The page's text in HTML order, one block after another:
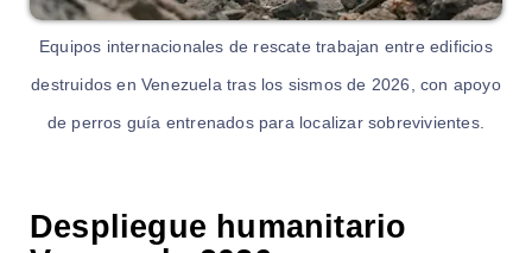
Equipos internacionales de rescate trabajan entre edificios
destruidos en Venezuela tras los sismos de 2026, con apoyo
de perros guía entrenados para localizar sobrevivientes.
Despliegue humanitario